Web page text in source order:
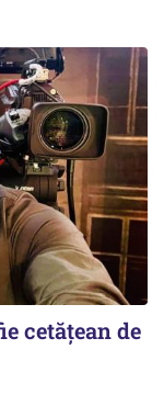
cetățean de